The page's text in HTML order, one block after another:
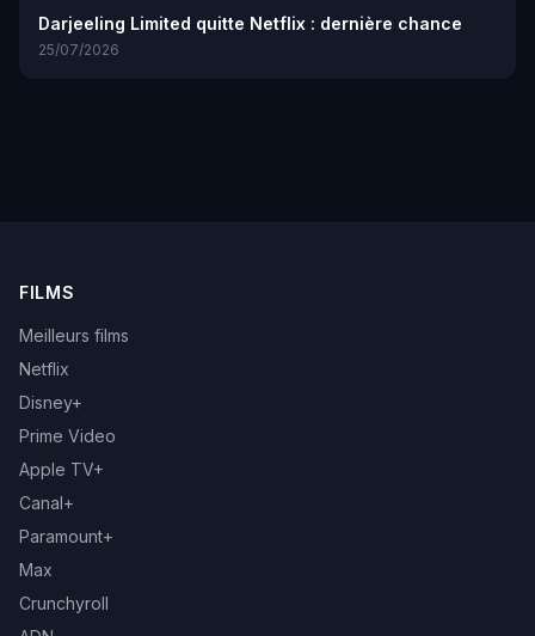
Darjeeling Limited quitte Netflix : dernière chance
25/07/2026
FILMS
Meilleurs films
Netflix
Disney+
Prime Video
Apple TV+
Canal+
Paramount+
Max
Crunchyroll